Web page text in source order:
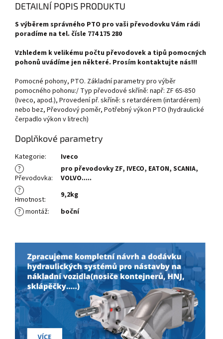
DETAILNÍ POPIS PRODUKTU
S výběrem správného PTO pro vaši převodovku Vám rádi
poradíme na tel. čísle 774 175 280
Vzhledem k velikému počtu převodovek a tipů pomocných
pohonů uvádíme jen některé. Prosím kontaktujte nás!!!
Pomocné pohony, PTO. Základní parametry pro výběr
pomocného pohonu:/ Typ převodové skříně: např: ZF 6S-850
(Iveco, apod.), Provedení př. skříně: s retardérem (intardérem)
nebo bez, Převodový poměr, Potřebný výkon PTO (hydraulické
čerpadlo výkon v litrech)
Doplňkové parametry
Kategorie:
Iveco
?
Převodovka:
pro převodovky ZF, IVECO, EATON, SCANIA,
VOLVO.....
?
Hmotnost:
9,2kg
? montáž: boční